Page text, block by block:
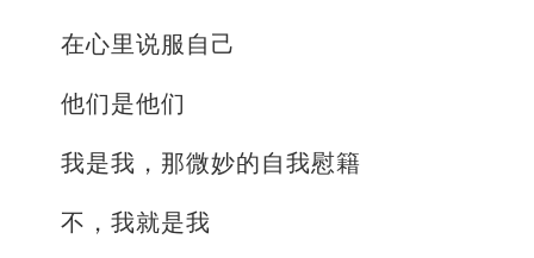
在心里说服自己
他们是他们
我是我，那微妙的自我慰籍
不，我就是我